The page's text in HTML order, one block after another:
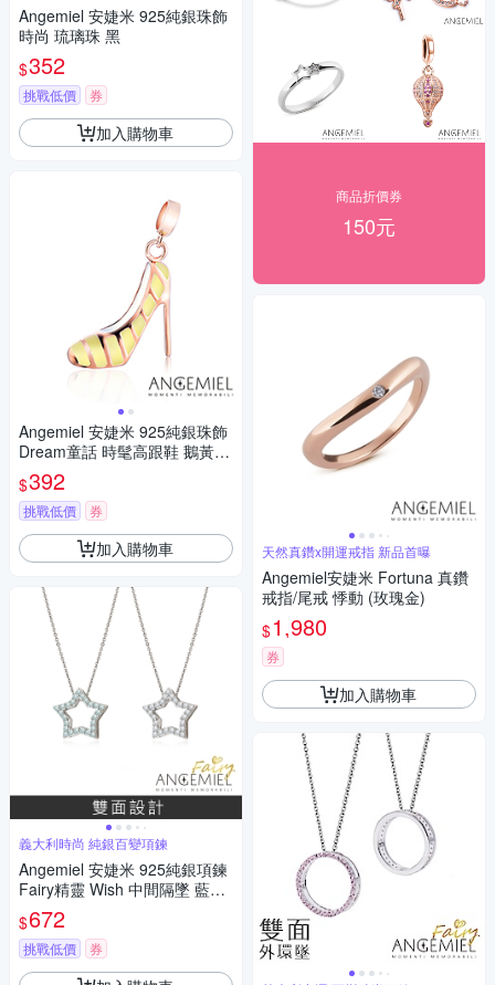
Angemiel 安婕米 925純銀珠飾
時尚 琉璃珠 黑
$352
挑戰低價 券
加入購物車
Angemiel 安婕米 925純銀珠飾
Dream童話 時髦高跟鞋 鵝黃
吊飾
$392
挑戰低價 券
加入購物車
義大利時尚 純銀百變項鍊
Angemiel 安婕米 925純銀項鍊
Fairy精靈 Wish 中間隔墜 藍鑽.
白鑽
$672
挑戰低價 券
商品折價券
150元
天然真鑽x開運戒指 新品首曝
Angemiel安婕米 Fortuna 真鑽
戒指/尾戒 悸動 (玫瑰金)
$1,980
券
加入購物車